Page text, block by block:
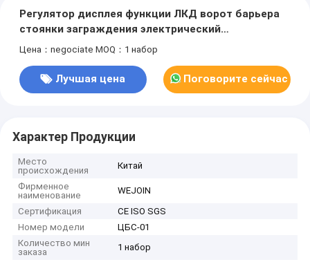
Регулятор дисплея функции ЛКД ворот барьера
стоянки заграждения электрический
водоустойчивый
Цена：negociate MOQ：1 набор
Лучшая цена Поговорите сейчас
Характер Продукции
Место
происхождения
Китай
Фирменное
наименование
WEJOIN
Сертификация
CE ISO SGS
Номер модели
ЦБС-01
Количество мин
заказа
1 набор